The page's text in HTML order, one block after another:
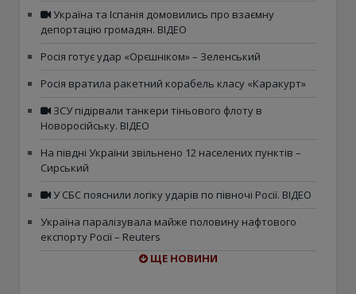
Україна та Іспанія домовились про взаємну
депортацію громадян. ВІДЕО
Росія готує удар «Орєшніком» – Зеленський
Росія вратила ракетний корабель класу «Каракурт»
ЗСУ підірвали танкери тіньового флоту в
Новоросійську. ВІДЕО
На півдні України звільнено 12 населених пунктів –
Сирський
У СБС пояснили логіку ударів по півночі Росії. ВІДЕО
Україна паралізувала майже половину нафтового
експорту Росії – Reuters
ЩЕ НОВИНИ